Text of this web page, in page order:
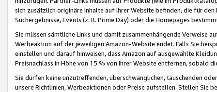
sich zusätzlich originäre Inhalte auf Ihrer Website befinden, die für
Suchergebnisse, Events (z. B. Prime Day) oder die Homepages
Sie müssen sämtliche Links und damit zusammenhängende
Werbeaktion auf der jeweiligen Amazon-Website endet. Falls Sie
einstellen und darauf hinweisen, dass Amazon auf ausgewählte
Preisnachlass in Höhe von 15 % von Ihrer Website entfernen, sobald
Sie dürfen keine unzutreffenden, überschwänglichen, täuschenden
unsere Richtlinien, Werbeaktionen oder Preise aufstellen. Stellen Sie